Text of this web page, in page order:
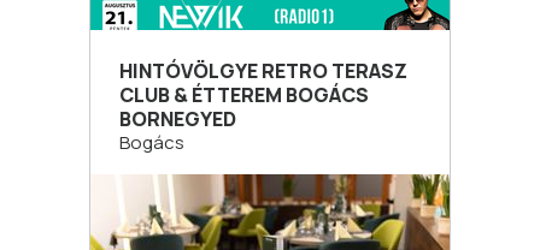
HINTÓVÖLGYE RETRO TERASZ
CLUB & ÉTTEREM BOGÁCS
BORNEGYED
Bogács